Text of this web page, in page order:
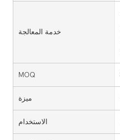
خدمة المعالجة
MOQ
ميزة
الاستخدام